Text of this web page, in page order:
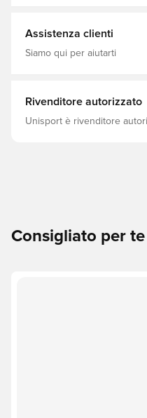
Assistenza clienti
Siamo qui per aiutarti
Rivenditore autorizzato
Unisport è rivenditore
Consigliato per te